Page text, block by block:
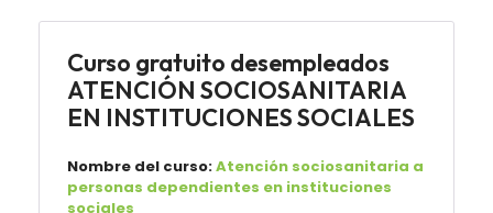
Curso gratuito desempleados
ATENCIÓN SOCIOSANITARIA
EN INSTITUCIONES SOCIALES
Nombre del curso:Atención sociosanitaria a
personas dependientes en instituciones
sociales